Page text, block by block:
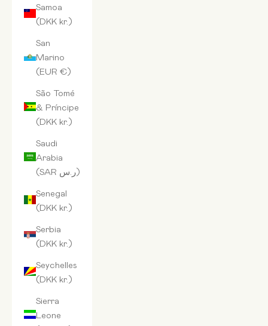
Samoa
(DKK kr.)
San
Marino
(EUR €)
São Tomé
& Príncipe
(DKK kr.)
Saudi
Arabia
(SAR ر.س)
Senegal
(DKK kr.)
Serbia
(DKK kr.)
Seychelles
(DKK kr.)
Sierra
Leone